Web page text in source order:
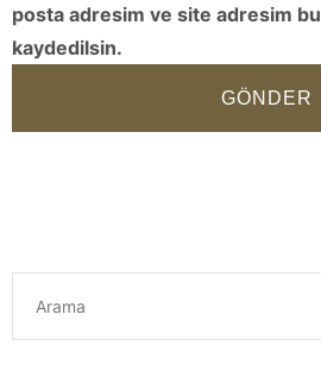
posta adresim ve site adresim bu
kaydedilsin.
GÖNDER